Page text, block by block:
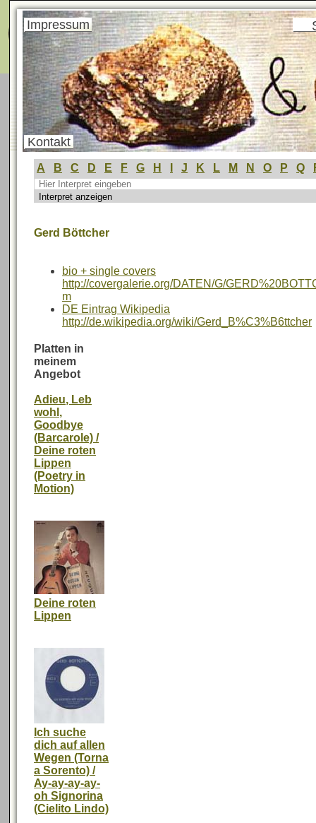
Menü
Impressum
Kontakt
A B C D E F G H J K L M N O P Q
Gerd Böttcher
bio + single covers
http://covergalerie.org/DATEN/G/
m
DE Eintrag Wikipedia
http://de.wikipedia.org/wiki/Gerd_B%C3%B6ttcher
Platten in
meinem
Angebot
Adieu, Leb
wohl,
Goodbye
(Barcarole) /
Deine roten
Lippen
(Poetry in
Motion)
Deine roten
Lippen
Ich suche
dich auf allen
Wegen (Torna
a Sorento) /
Ay-ay-ay-ay-
oh Signorina
(Cielito Lindo)